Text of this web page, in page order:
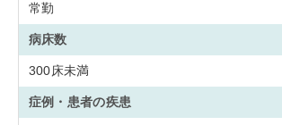
常勤
病床数
300床未満
症例・患者の疾患